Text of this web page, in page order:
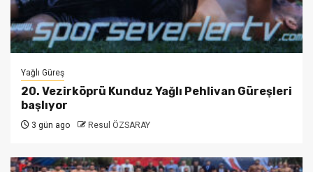
Yağlı Güreş
20. Vezirköprü Kunduz Yağlı Pehlivan Güreşleri
başlıyor
3 gün ago Resul ÖZSARAY